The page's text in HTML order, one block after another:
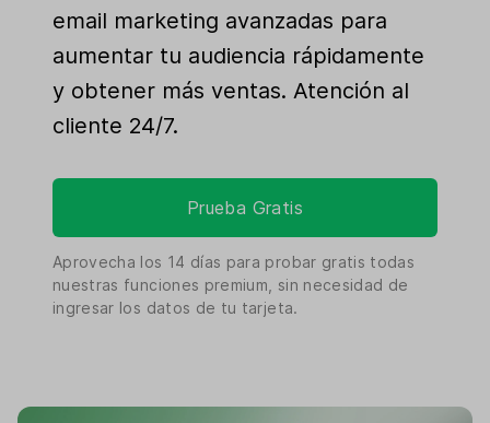
email marketing avanzadas para
aumentar tu audiencia rápidamente
y obtener más ventas. Atención al
cliente 24/7.
Prueba Gratis
Aprovecha los 14 días para probar gratis todas
nuestras funciones premium, sin necesidad de
ingresar los datos de tu tarjeta.